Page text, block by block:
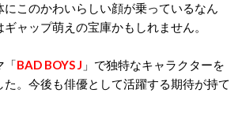
このかわいらしい顔が乗っているなん
ャップ萌えの宝庫かもしれません。
「BAD BOYS J 」で独特なキャラクターを
。今後も俳優として活躍する期待が持て